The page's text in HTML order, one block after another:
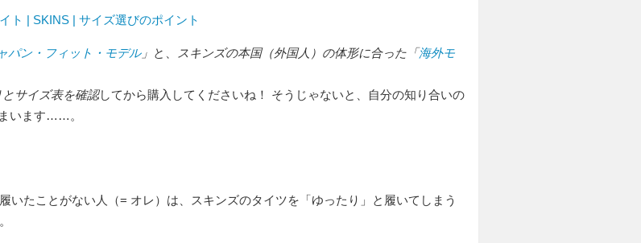
ト | SKINS | サイズ選びのポイント
パン・フィット・モデル」 と、 スキンズの本国（外国人）の体形に合った「海外モ
とサイズ表を確認してから購入してくださいね！ そうじゃないと、自分の知り合いの
います……。
いたことがない人（= オレ）は、スキンズのタイツを「ゆったり」と履いてしまう